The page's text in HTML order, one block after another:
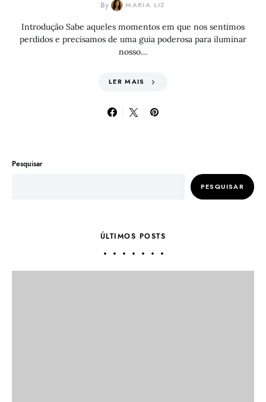
By MARIA LIZ
Introdução Sabe aqueles momentos em que nos sentimos
perdidos e precisamos de uma guia poderosa para iluminar
nosso…
LER MAIS
Pesquisar
PESQUISAR
ÚLTIMOS POSTS